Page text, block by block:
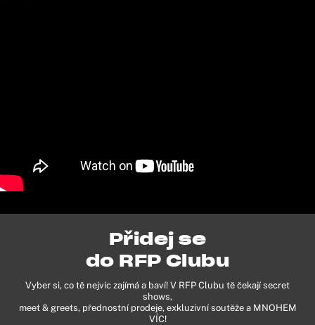
Přidej se
do RFP Clubu
Vyber si, co tě nejvíc zajímá a baví! V RFP Clubu tě čekají secret
shows,
meet & greets, přednostní prodeje, exkluzivní soutěže a MNOHEM
VÍC!